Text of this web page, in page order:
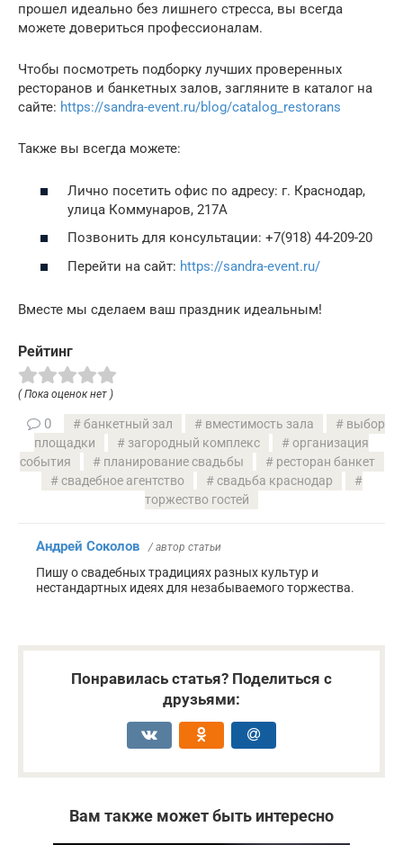
прошел идеально без лишнего стресса, вы всегда
можете довериться профессионалам.
Чтобы посмотреть подборку лучших проверенных
ресторанов и банкетных залов, загляните в каталог на
сайте: https://sandra-event.ru/blog/catalog_restorans
Также вы всегда можете:
Лично посетить офис по адресу: г. Краснодар,
улица Коммунаров, 217А
Позвонить для консультации: +7(918) 44-209-20
Перейти на сайт: https://sandra-event.ru/
Вместе мы сделаем ваш праздник идеальным!
Рейтинг
( Пока оценок нет )
0 банкетный зал вместимость зала
выбор
площадки
загородный комплекс
организация
события
планирование свадьбы
ресторан банкет
свадебное агентство
свадьба краснодар
торжество гостей
Андрей Соколов / автор статьи
Пишу о свадебных традициях разных культур и
нестандартных идеях для незабываемого торжества.
Понравилась статья? Поделиться с
друзьями:
Вам также может быть интересно